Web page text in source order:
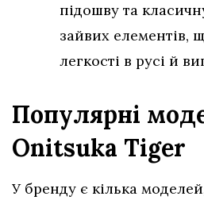
підошву та
зайвих елементів,
легкості в русі й
Популярні
Onitsuka Tiger
У бренду є кілька